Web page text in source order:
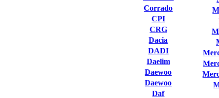
Corrado
CPI
CRG
Dacia
DADI
Daelim
Daewoo
Daewoo
Daf